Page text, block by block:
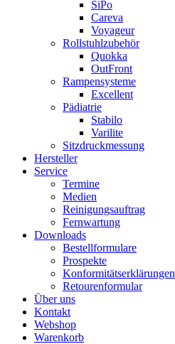
SiPo
Careva
Voyageur
Rollstuhlzubehör
Quokka
OutFront
Rampensysteme
Excellent
Pädiatrie
Stabilo
Varilite
Sitzdruckmessung
Hersteller
Service
Termine
Medien
Reinigungsauftrag
Fernwartung
Downloads
Bestellformulare
Prospekte
Konformitätserklärungen
Retourenformular
Über uns
Kontakt
Webshop
Warenkorb